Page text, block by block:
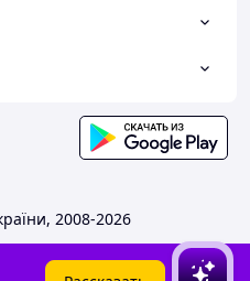
2008-2026